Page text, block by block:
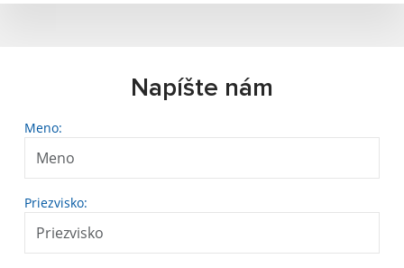
Napíšte nám
Meno:
Priezvisko: